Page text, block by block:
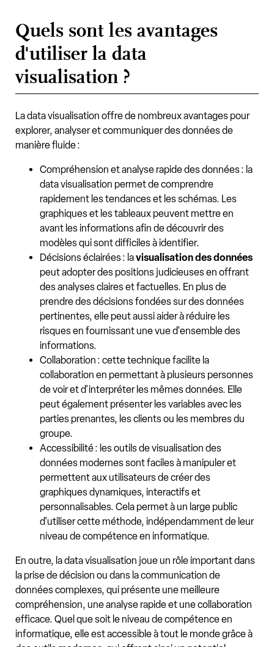
Quels sont les avantages
d'utiliser la data
visualisation ?
La data visualisation offre de nombreux avantages pour
explorer, analyser et communiquer des données de
manière fluide :
Compréhension et analyse rapide des données : la
data visualisation permet de comprendre
rapidement les tendances et les schémas. Les
graphiques et les tableaux peuvent mettre en
avant les informations afin de découvrir des
modèles qui sont difficiles à identifier.
Décisions éclairées : lavisualisation des données
peut adopter des positions judicieuses en offrant
des analyses claires et factuelles. En plus de
prendre des décisions fondées sur des données
pertinentes, elle peut aussi aider à réduire les
risques en fournissant une vue d'ensemble des
informations.
Collaboration : cette technique facilite la
collaboration en permettant à plusieurs personnes
de voir et d'interpréter les mêmes données. Elle
peut également présenter les variables avec les
parties prenantes, les clients ou les membres du
groupe.
Accessibilité : les outils de visualisation des
données modernes sont faciles à manipuler et
permettent aux utilisateurs de créer des
graphiques dynamiques, interactifs et
personnalisables. Cela permet à un large public
d'utiliser cette méthode, indépendamment de leur
niveau de compétence en informatique.
En outre, la data visualisation joue un rôle important dans
la prise de décision ou dans la communication de
données complexes, qui présente une meilleure
compréhension, une analyse rapide et une collaboration
efficace. Quel que soit le niveau de compétence en
informatique, elle est accessible à tout le monde grâce à